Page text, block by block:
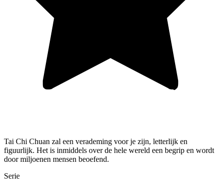
Tai Chi Chuan zal een verademing voor je zijn, letterlijk en
figuurlijk. Het is inmiddels over de hele wereld een begrip en wordt
door miljoenen mensen beoefend.
Serie